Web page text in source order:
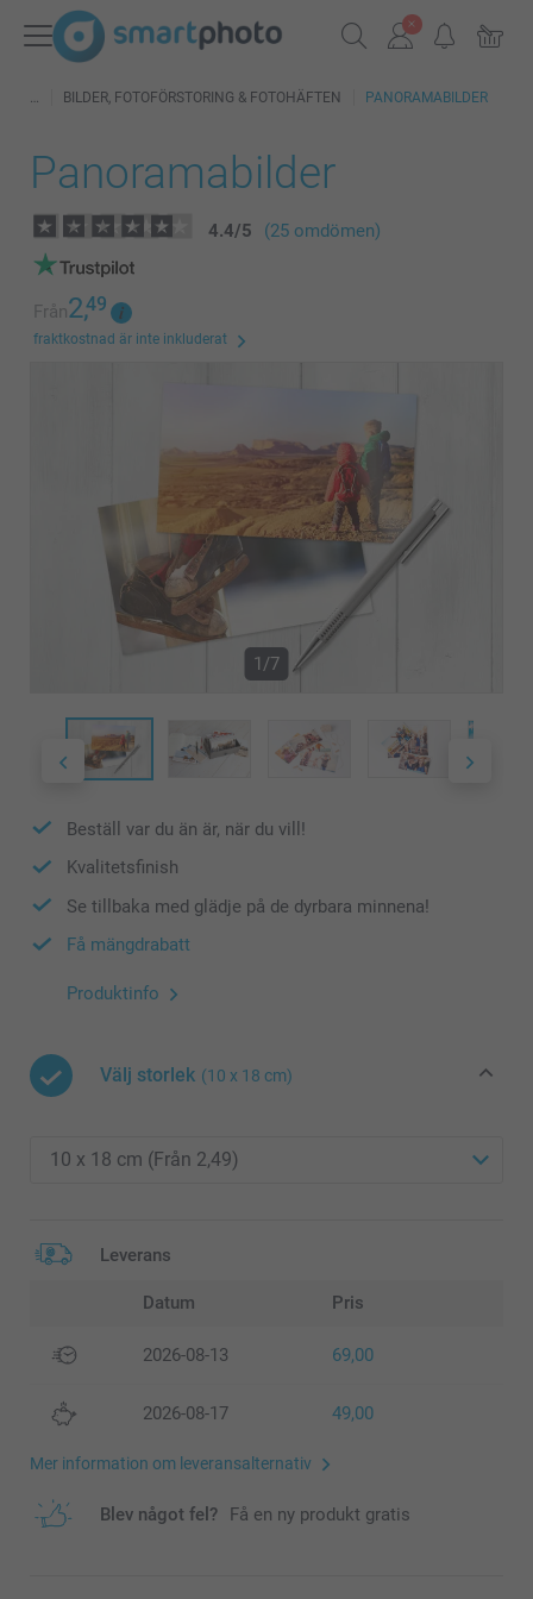
BILDER, FOTOFÖRSTORING & FOTOHÄFTEN PANORAMABILDER
Panoramabilder
4.4/5 (25 omdömen)
Från2,49
fraktkostnad är inte inkluderat
1/7
Beställ var du än är, när du vill!
Kvalitetsfinish
Se tillbaka med glädje på de dyrbara minnena!
Få mängdrabatt
Produktinfo
Välj storlek (10 x 18 cm)
Leverans
Datum Pris
2026-08-13 69,00
2026-08-17 49,00
Mer information om leveransalternativ
Blev något fel? Få en ny produkt gratis